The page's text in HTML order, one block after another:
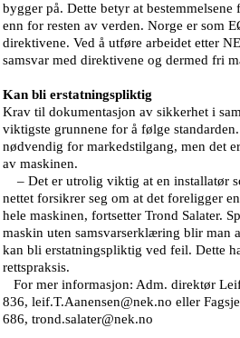
bygger på. Dette betyr at bestemmelsene
enn for resten av verden. Norge er som
direktivene. Ved å utføre arbeidet etter
samsvar med direktivene og dermed fri
Kan bli erstatningspliktig
Krav til dokumentasjon av sikkerhet i
viktigste grunnene for å følge
nødvendig for markedstilgang, men det
av maskinen.
– Det er utrolig viktig at en installatør
nettet forsikrer seg om at det foreligger
hele maskinen, fortsetter Trond Salater.
maskin uten samsvarserklæring blir man
kan bli erstatningspliktig ved feil. Dette
rettspraksis.
For mer informasjon: Adm. direktør
836, leif.T.Aanensen@nek.no eller
686, trond.salater@nek.no